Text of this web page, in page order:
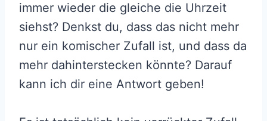
immer wieder die gleiche die Uhrzeit
siehst? Denkst du, dass das nicht mehr
nur ein komischer Zufall ist, und dass da
mehr dahinterstecken könnte? Darauf
kann ich dir eine Antwort geben!